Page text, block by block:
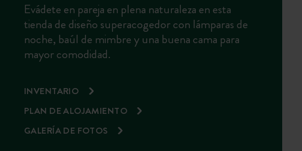
Evádete en pareja en plena naturaleza en esta
tienda de diseño superacogedor con lámparas de
noche, baúl de mimbre y una buena cama para
mayor comodidad.
INVENTARIO
PLAN DE ALOJAMIENTO
GALERÍA DE FOTOS